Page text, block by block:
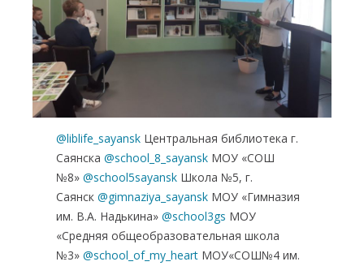
@liblife_sayansk Центральная библиотека г.
Саянска@school_8_sayansk МОУ «СОШ
№8»@school5sayansk Школа №5, г.
Саянск@gimnaziya_sayansk МОУ «Гимназия
им. В.А. Надькина»@school3gs МОУ
«Средняя общеобразовательная школа
№3»@school_of_my_heart МОУ«СОШ№4 им.